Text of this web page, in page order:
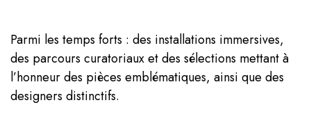
Parmi les temps forts : des installations immersives,
des parcours curatoriaux et des sélections mettant à
l’honneur des pièces emblématiques, ainsi que des
designers distinctifs.